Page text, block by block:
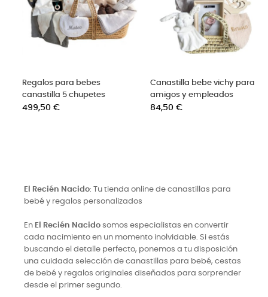
Regalos para bebes
canastilla 5 chupetes
Precio
499,50 €
Canastilla bebe vichy para
amigos y empleados
Precio
84,50 €
El Recién Nacido: Tu tienda online de canastillas para
bebé y regalos personalizados
En El Recién Nacido somos especialistas en convertir
cada nacimiento en un momento inolvidable. Si estás
buscando el detalle perfecto, ponemos a tu disposición
una cuidada selección de canastillas para bebé, cestas
de bebé y regalos originales diseñados para sorprender
desde el primer segundo.